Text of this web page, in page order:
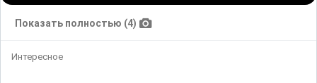
Показать полностью (4)
Интересное